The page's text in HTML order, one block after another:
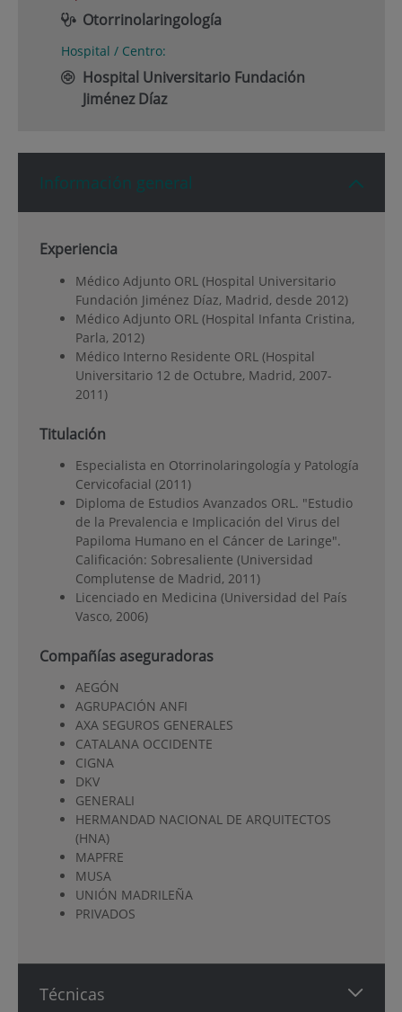
Otorrinolaringología
Hospital / Centro:
Hospital Universitario Fundación
Jiménez Díaz
Información general
Experiencia
Médico Adjunto ORL (Hospital Universitario
Fundación Jiménez Díaz, Madrid, desde 2012)
Médico Adjunto ORL (Hospital Infanta Cristina,
Parla, 2012)
Médico Interno Residente ORL (Hospital
Universitario 12 de Octubre, Madrid, 2007-
2011)
Titulación
Especialista en Otorrinolaringología y Patología
Cervicofacial (2011)
Diploma de Estudios Avanzados ORL. "Estudio
de la Prevalencia e Implicación del Virus del
Papiloma Humano en el Cáncer de Laringe".
Calificación: Sobresaliente (Universidad
Complutense de Madrid, 2011)
Licenciado en Medicina (Universidad del País
Vasco, 2006)
Compañías aseguradoras
AEGÓN
AGRUPACIÓN ANFI
AXA SEGUROS GENERALES
CATALANA OCCIDENTE
CIGNA
DKV
GENERALI
HERMANDAD NACIONAL DE ARQUITECTOS
(HNA)
MAPFRE
MUSA
UNIÓN MADRILEÑA
PRIVADOS
Técnicas